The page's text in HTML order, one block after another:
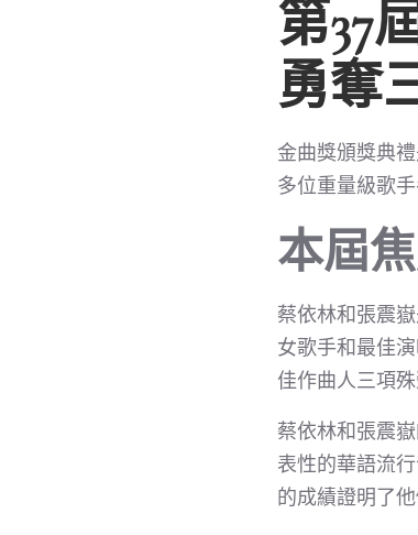
第37
勇奪
金曲獎頒獎典
多位重量級歌
本屆
蔡依林和張震
女歌手和最佳
佳作曲人三項殊
蔡依林和張震
表性的華語流
的成績證明了